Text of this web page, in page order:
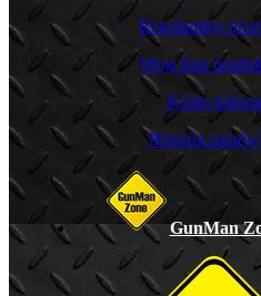
Regulaminy
Moja lista
Konto klienta
Historia
GunMan